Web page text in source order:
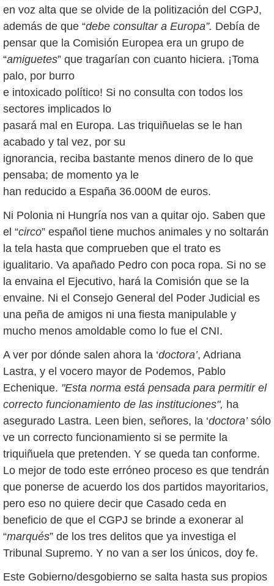
en voz alta que se olvide de la politización del CGPJ,
además de que “debe consultar a Europa”. Debía de
pensar que la Comisión Europea era un grupo de
“amiguetes” que tragarían con cuanto hiciera. ¡Toma
palo, por burro
e intoxicado político! Si no consulta con todos los
sectores implicados lo
pasará mal en Europa. Las triquiñuelas se le han
acabado y tal vez, por su
ignorancia, reciba bastante menos dinero de lo que
pensaba; de momento ya le
han reducido a España 36.000M de euros.
Ni Polonia ni Hungría nos van a quitar ojo. Saben que
el “circo” español tiene muchos animales y no soltarán
la tela hasta que comprueben que el trato es
igualitario. Va apañado Pedro con poca ropa. Si no se
la envaina el Ejecutivo, hará la Comisión que se la
envaine. Ni el Consejo General del Poder Judicial es
una peña de amigos ni una fiesta manipulable y
mucho menos amoldable como lo fue el CNI.
A ver por dónde salen ahora la ‘doctora’, Adriana
Lastra, y el vocero mayor de Podemos, Pablo
Echenique. "Esta norma está pensada para permitir el
correcto funcionamiento de las instituciones", ha
asegurado Lastra. Leen bien, señores, la ‘doctora’sólo
ve un correcto funcionamiento si se permite la
triquiñuela que pretenden. Y se queda tan conforme.
Lo mejor de todo este erróneo proceso es que tendrán
que ponerse de acuerdo los dos partidos mayoritarios,
pero eso no quiere decir que Casado ceda en
beneficio de que el CGPJ se brinde a exonerar al
“marqués” de los tres delitos que ya investiga el
Tribunal Supremo. Y no van a ser los únicos, doy fe.
Este Gobierno/desgobierno se salta hasta sus propios